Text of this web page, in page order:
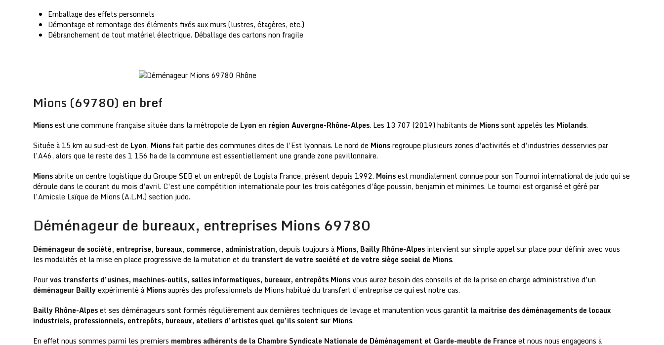
Emballage des effets personnels
Démontage et remontage des éléments fixés aux murs (lustres, étagères, etc.)
Débranchement de tout matériel électrique. Déballage des cartons non fragile
Mions (69780) en bref
Mionsest une commune française située dans la métropole de Lyon en région Auvergne-Rhône-Alpes. Les 13 707 (2019) habitants de Mionssont appelés les Miolands.
Située à 15 km au sud-est de Lyon, Mions fait partie des communes dites de l’Est lyonnais. Le nord de Mionsregroupe plusieurs zones d’activités et d’industries desservies par
l’A46, alors que le reste des 1 156 ha de la commune est essentiellement une grande zone pavillonnaire.
Mionsabrite un centre logistique du Groupe SEB et un entrepôt de Logista France, présent depuis 1992. Moinsest mondialement connue pour son Tournoi international de judo qui se
déroule dans le courant du mois d’avril. C’est une compétition internationale pour les trois catégories d’âge poussin, benjamin et minimes. Le tournoi est organisé et géré par
l’Amicale Laïque de Mions (A.L.M.) section judo.
Déménageur de bureaux, entreprises Mions 69780
Déménageur de société, entreprise, bureaux, commerce, administration, depuis toujours à Mions, Bailly Rhône-Alpes intervient sur simple appel sur place pour définir avec vous
les modalités et la mise en place progressive de la mutation et du transfert de votre société et de votre siège social de Mions.
Pourvos transferts d’usines, machines-outils, salles informatiques, bureaux, entrepôts Mionsvous aurez besoin des conseils et de la prise en charge administrative d’un
déménageur Baillyexpérimenté à Mionsauprès des professionnels de Mions habitué du transfert d’entreprise ce qui est notre cas.
Bailly Rhône-Alpeset ses déménageurs sont formés régulièrement aux dernières techniques de levage et manutention vous garantit la maitrise des déménagements de locaux
industriels, professionnels, entrepôts, bureaux, ateliers d’artistes quel qu’ils soient sur Mions.
En effet nous sommes parmi les premiers membres adhérents de la Chambre Syndicale Nationale de Déménagement et Garde-meuble de France et nous nous engageons à